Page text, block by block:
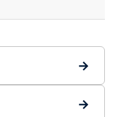
→
→